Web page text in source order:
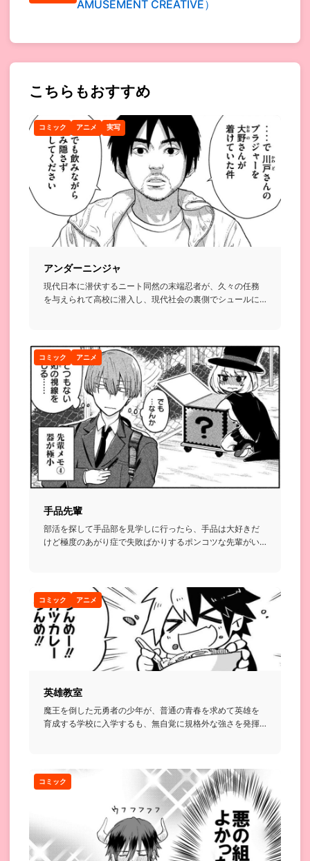
AMUSEMENT CREATIVE）
こちらもおすすめ
コミック アニメ 実写
アンダーニンジャ
現代日本に潜伏するニート同然の末端忍者が、久々の任務
を与えられて高校に潜入し、現代社会の裏側でシュールに
コミック アニメ
手品先輩
部活を探して手品部を見学しに行ったら、手品は大好きだ
けど極度のあがり症で失敗ばかりするポンコツな先輩がい
コミック アニメ
英雄教室
魔王を倒した元勇者の少年が、普通の青春を求めて英雄を
育成する学校に入学するも、無自覚に規格外な強さを発揮
コミック